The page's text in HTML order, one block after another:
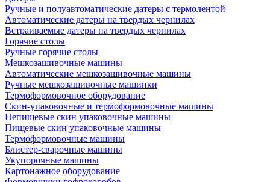
Ручные и полуавтоматические датеры с термолентой
Автоматические датеры на твердых чернилах
Встраиваемые датеры на твердых чернилах
Горячие столы
Ручные горячие столы
Мешкозашивочные машины
Автоматические мешкозашивочные машины
Ручные мешкозашивочные машинки
Термоформовочное оборудование
Скин-упаковочные и термоформовочные машины
Непищевые скин упаковочные машины
Пищевые скин упаковочные машины
Термоформовочные машины
Блистер-сварочные машины
Укупорочные машины
Картонажное оборудование